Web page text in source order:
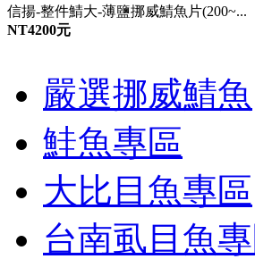
信揚-整件鯖大-薄鹽挪威鯖魚片(200~...
NT4200元
嚴選挪威鯖魚
鮭魚專區
大比目魚專區
台南虱目魚